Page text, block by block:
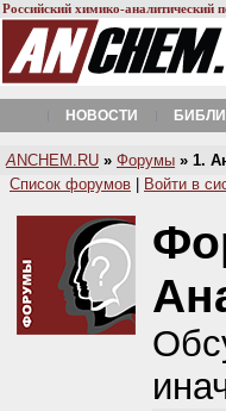
Российский химико-аналитический
НОВОСТИ
A NCHEM.RU » Форумы » 1.
Список форумов
Войти в